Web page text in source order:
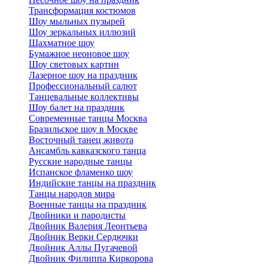
Трансформация костюмов
Шоу мыльных пузырей
Шоу зеркальных иллюзий
Шахматное шоу
Бумажное неоновое шоу
Шоу световых картин
Лазерное шоу на праздник
Профессиональный салют
Танцевальные коллективы
Шоу балет на праздник
Современные танцы Москва
Бразильское шоу в Москве
Восточный танец живота
Ансамбль кавказского танца
Русские народные танцы
Испанское фламенко шоу
Индийские танцы на праздник
Танцы народов мира
Военные танцы на праздник
Двойники и пародисты
Двойник Валерия Леонтьева
Двойник Верки Сердючки
Двойник Аллы Пугачевой
Двойник Филиппа Киркорова